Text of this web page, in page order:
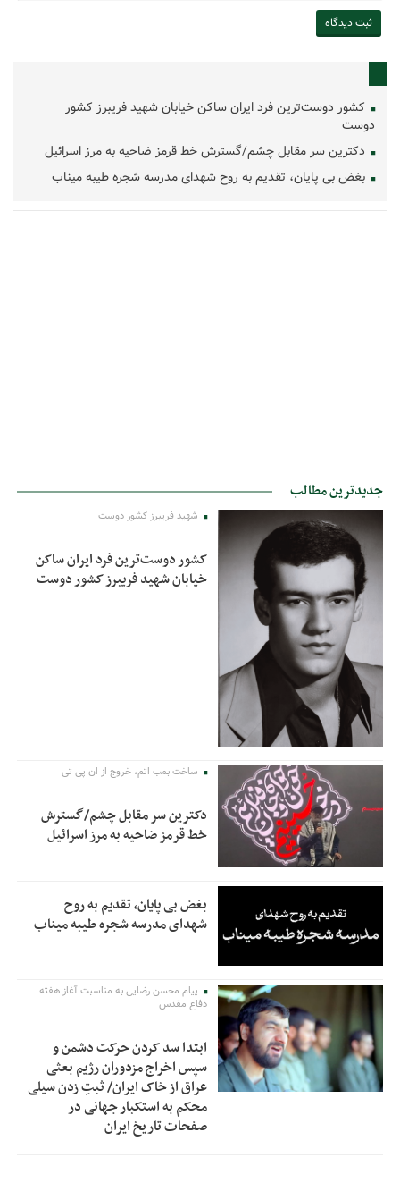
کشور دوست‌ترین فرد ایران ساکن خیابان شهید فریبرز کشور
دوست
دکترین سر مقابل چشم/گسترش خط قرمز ضاحیه به مرز اسرائیل
بغض بی پایان، تقدیم به روح شهدای مدرسه شجره طیبه میناب
جدیدترین مطالب
شهید فریبرز کشور دوست
کشور دوست‌ترین فرد ایران ساکن
خیابان شهید فریبرز کشور دوست
ساخت بمب اتم، خروج از ان پی تی
دکترین سر مقابل چشم/گسترش
خط قرمز ضاحیه به مرز اسرائیل
بغض بی پایان، تقدیم به روح
شهدای مدرسه شجره طیبه میناب
پیام محسن رضایی به مناسبت آغاز هفته
دفاع مقدس
ابتدا سد کردن حرکت دشمن و
سپس اخراج مزدوران رژیم بعثی
عراق از خاک ایران/ ثبتِ زدن سیلی
محکم به استکبار جهانی در
صفحات تاریخ ایران